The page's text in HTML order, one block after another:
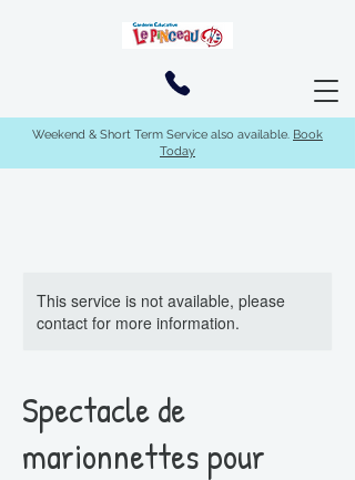
Weekend & Short Term Service also available. Book
Today
This service is not available, please
contact for more information.
Spectacle de
marionnettes pour